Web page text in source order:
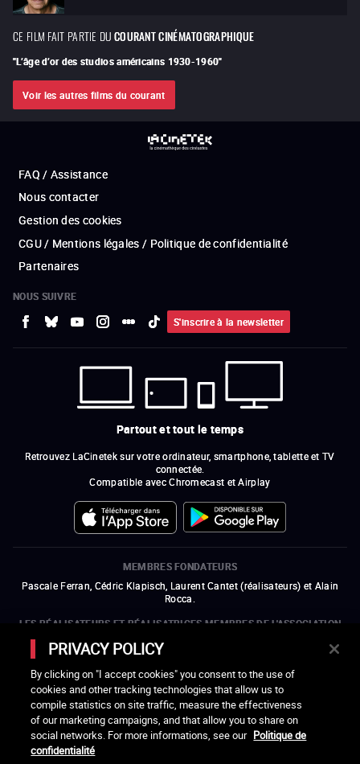
CE FILM FAIT PARTIE DUCOURANT CINÉMATOGRAPHIQUE
"L’âge d’or des studios américains 1930-1960"
Voir les autres films du courant
FAQ / Assistance
Nous contacter
Gestion des cookies
CGU / Mentions légales / Politique de confidentialité
Partenaires
NOUS SUIVRE
S'inscrire à la newsletter
Partout et tout le temps
Retrouvez LaCinetek sur votre ordinateur, smartphone, tablette et TV
connectée.
Compatible avec Chromecast et Airplay
MEMBRES FONDATEURS
Pascale Ferran, Cédric Klapisch, Laurent Cantet (réalisateurs) et Alain
Rocca.
LES RÉALISATEURS ET RÉALISATRICES MEMBRES DE L'ASSOCIATION
Olivier Assayas, Bertrand Bonello, Michel Hazanavicius (représentant de
l'ARP), Rebecca Zlotowski et Mikael Buch (représentant de la SRF)
LES ORGANISMES MEMBRES DE L'ASSOCIATION LA CINÉMATHÈQUE
DES CINÉASTES
PRIVACY POLICY
By clicking on "I accept cookies" you consent to the use of
cookies and other tracking technologies that allow us to
compile statistics on site traffic, measure the effectiveness
of our marketing campaigns, and that allow you to share on
social networks. For more informations, see our Politique de
confidentialité